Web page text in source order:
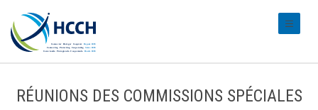
RÉUNIONS DES COMMISSIONS SPÉCIALES